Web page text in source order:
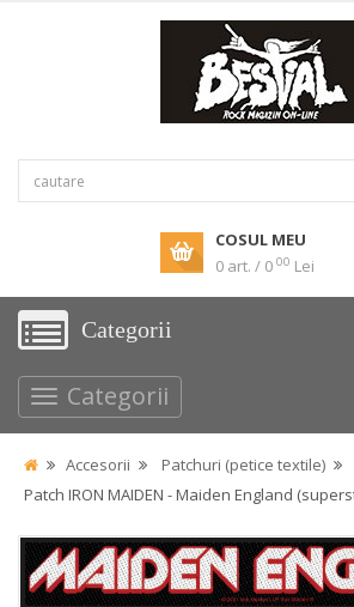
COSUL MEU
0 art. / 0 00 Lei
Categorii
Categorii
Accesorii
Patchuri (petice textile)
Patch IRON MAIDEN - Maiden England